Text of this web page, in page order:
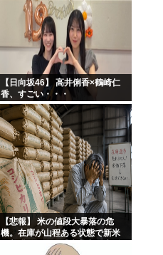
【日向坂46】 高井俐香×鶴崎仁
香、すごい・・・
【悲報】 米の値段大暴落の危
機。在庫が山程ある状態で新米
の収穫始まる。「米農家が生活